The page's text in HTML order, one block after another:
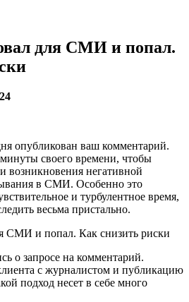
для СМИ и попал.
опубликован ваш комментарий.
своего времени, чтобы
возникновения негативной
в СМИ. Особенно это
и турбулентное время,
весьма пристально.
о запросе на комментарий.
с журналистом и публикацию
подход несет в себе много